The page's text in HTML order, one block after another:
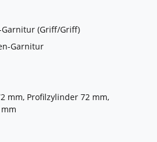
(Griff/Griff)
Garnitur
mm, Profilzylinder 72 mm,